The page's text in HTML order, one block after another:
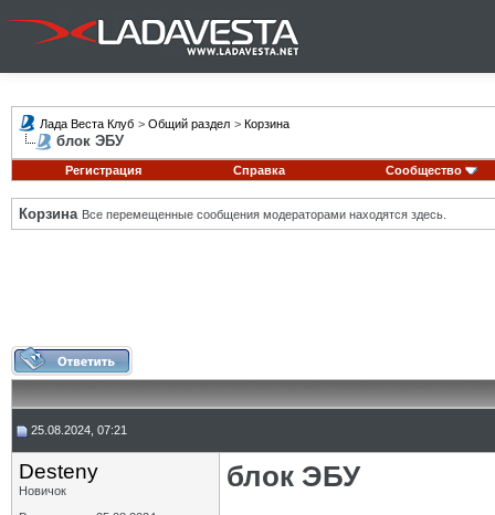
Лада Веста Клуб > Общий раздел > Корзина
блок ЭБУ
Регистрация Справка Сообщество
Корзина Все перемещенные сообщения модераторами находятся здесь.
25.08.2024, 07:21
Desteny
Новичок
блок ЭБУ